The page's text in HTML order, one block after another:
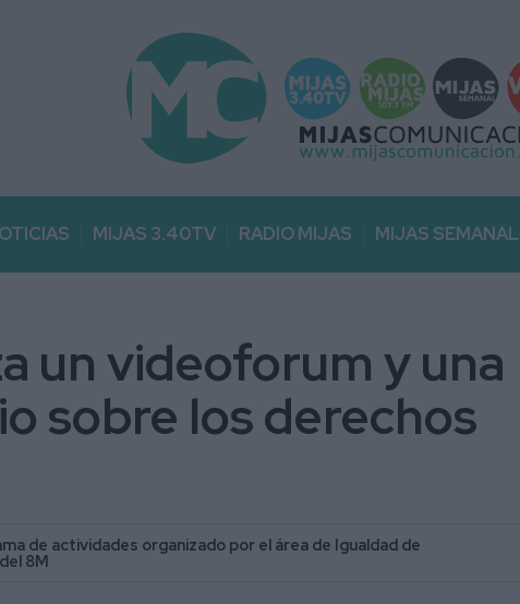
MIJAS 3.40TV RADIO MIJAS MIJAS SEMANAL
un videoforum y una
sobre los derechos
de actividades organizado por el área de Igualdad de
8M